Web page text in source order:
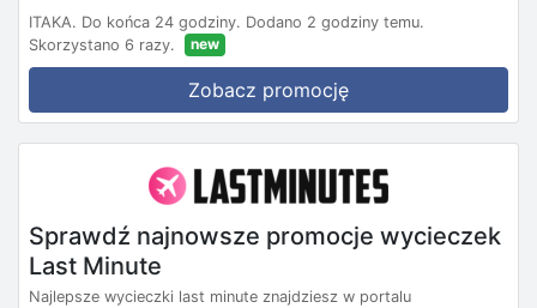
ITAKA. Do końca 24 godziny. Dodano 2 godziny temu.
Skorzystano 6 razy.
new
Zobacz promocję
Sprawdź najnowsze promocje wycieczek
Last Minute
Najlepsze wycieczki last minute znajdziesz w portalu